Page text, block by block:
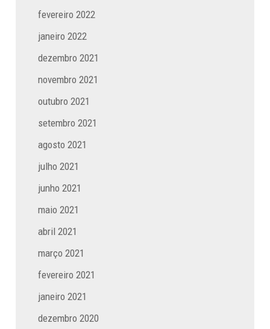
fevereiro 2022
janeiro 2022
dezembro 2021
novembro 2021
outubro 2021
setembro 2021
agosto 2021
julho 2021
junho 2021
maio 2021
abril 2021
março 2021
fevereiro 2021
janeiro 2021
dezembro 2020